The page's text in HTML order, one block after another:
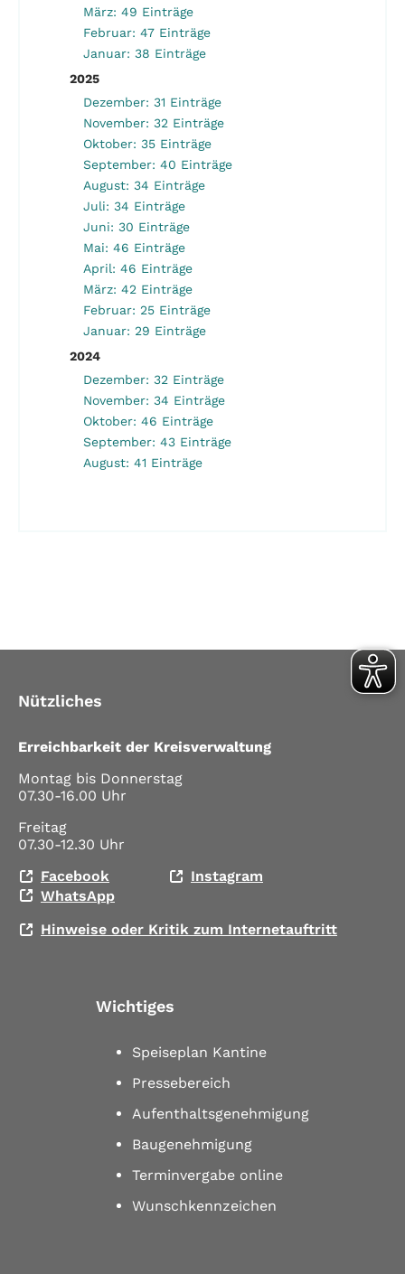
März: 49 Einträge
Februar: 47 Einträge
Januar: 38 Einträge
2025
Dezember: 31 Einträge
November: 32 Einträge
Oktober: 35 Einträge
September: 40 Einträge
August: 34 Einträge
Juli: 34 Einträge
Juni: 30 Einträge
Mai: 46 Einträge
April: 46 Einträge
März: 42 Einträge
Februar: 25 Einträge
Januar: 29 Einträge
2024
Dezember: 32 Einträge
November: 34 Einträge
Oktober: 46 Einträge
September: 43 Einträge
August: 41 Einträge
Nützliches
Erreichbarkeit der Kreisverwaltung
Montag bis Donnerstag
07.30-16.00 Uhr
Freitag
07.30-12.30 Uhr
Facebook
Instagram
WhatsApp
Hinweise oder Kritik zum Internetauftritt
Wichtiges
Speiseplan Kantine
Pressebereich
Aufenthaltsgenehmigung
Baugenehmigung
Terminvergabe online
Wunschkennzeichen